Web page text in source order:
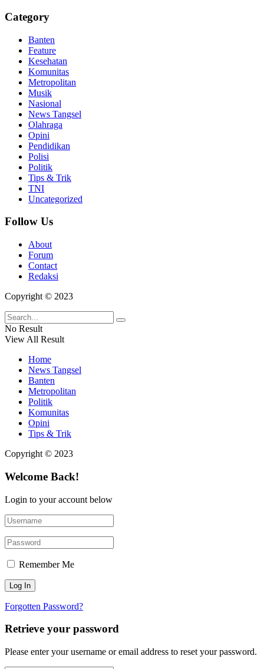
Category
Banten
Feature
Kesehatan
Komunitas
Metropolitan
Musik
Nasional
News Tangsel
Olahraga
Opini
Pendidikan
Polisi
Politik
Tips & Trik
TNI
Uncategorized
Follow Us
About
Forum
Contact
Redaksi
Copyright © 2023
No Result
View All Result
Home
News Tangsel
Banten
Metropolitan
Politik
Komunitas
Opini
Tips & Trik
Copyright © 2023
Welcome Back!
Login to your account below
Remember Me
Forgotten Password?
Retrieve your password
Please enter your username or email address to reset your password.